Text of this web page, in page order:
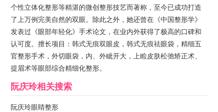
个性立体化整形等精湛的微创整形技艺而著称，至今已成功打造
了上万例完美自然的双眼。除此之外，她还曾在《中国整形学》
发表过《眼部年轻化》手术论文，在业内外获得了极高的口碑和
认可度。擅长项目：韩式无痕双眼皮，韩式无痕祛眼袋，精细五
官整形手术，外切眼袋，内、外眦开大，上睑皮肤松弛矫正术、
提眉术等眼部综合精细化整形。
阮庆玲相关搜索
阮庆玲眼睛整形